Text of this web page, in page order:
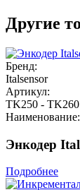
Другие
Бренд:
Italsensor
Артикул:
TK250 - TK260
Наименование:
Энкодер
Подробнее